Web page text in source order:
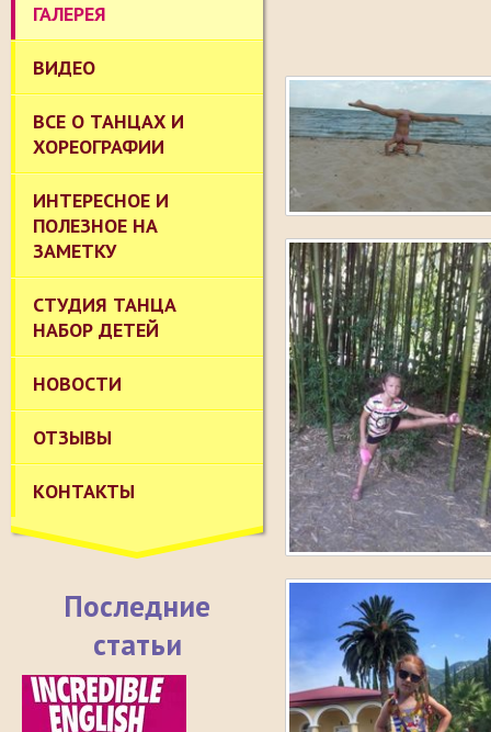
ГАЛЕРЕЯ
ВИДЕО
ВСЕ О ТАНЦАХ И
ХОРЕОГРАФИИ
ИНТЕРЕСНОЕ И
ПОЛЕЗНОЕ НА
ЗАМЕТКУ
СТУДИЯ ТАНЦА
НАБОР ДЕТЕЙ
НОВОСТИ
ОТЗЫВЫ
КОНТАКТЫ
Последние
статьи